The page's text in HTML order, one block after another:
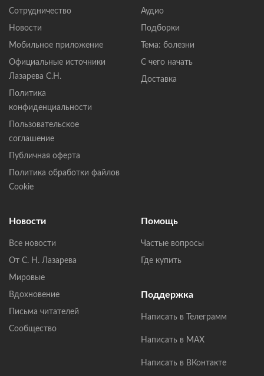
Сотрудничество
Новости
Мобильное приложение
Официальные источники
Лазарева С.Н.
Политика
конфиденциальности
Пользовательское
соглашение
Публичная оферта
Политика обработки файлов
Cookie
Аудио
Подборки
Тема: болезни
С чего начать
Доставка
Новости
Все новости
От С. Н. Лазарева
Мировые
Вдохновение
Письма читателей
Сообщество
Помощь
Частые вопросы
Где купить
Поддержка
Написать в Телеграмм
Написать в MAX
Написать в ВКонтакте